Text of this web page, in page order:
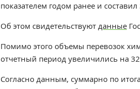
показателем годом ранее и
Об этом свидетельствуют данные
Помимо этого объемы перевозок
отчетный период увеличились на
Согласно данным, суммарно по